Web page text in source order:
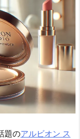
題のアルビオン ス